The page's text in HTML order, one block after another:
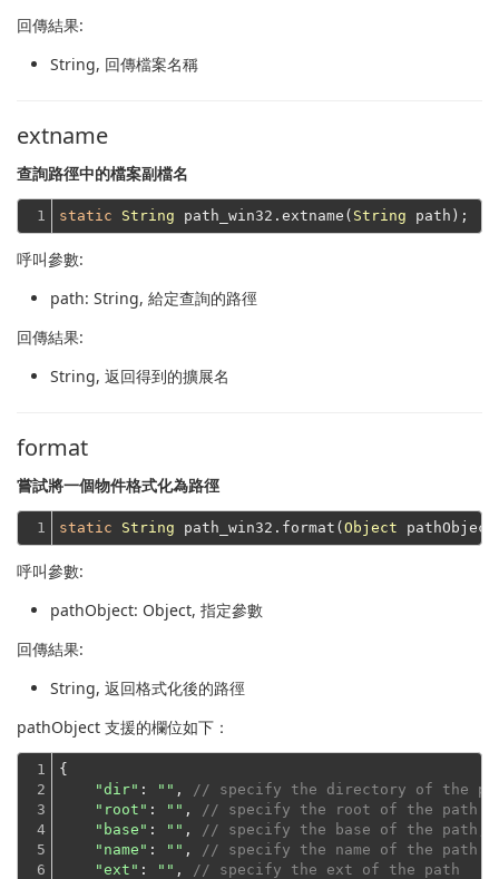
回傳結果:
String, 回傳檔案名稱
extname
查詢路徑中的檔案副檔名
1 static String path_win32.extname( String
呼叫參數:
path: String, 給定查詢的路徑
回傳結果:
String, 返回得到的擴展名
format
嘗試將一個物件格式化為路徑
1 static String path_win32.format( Object
呼叫參數:
pathObject: Object, 指定參數
回傳結果:
String, 返回格式化後的路徑
pathObject 支援的欄位如下：
1
2
3
4
5
6
{
"dir" : "" ,
// specify the directory of the
"root" : "" ,
// specify the root of the path
"base" : "" ,
// specify the base of the path,
"name" : "" ,
// specify the name of the path
"ext" : "" ,
// specify the ext of the path